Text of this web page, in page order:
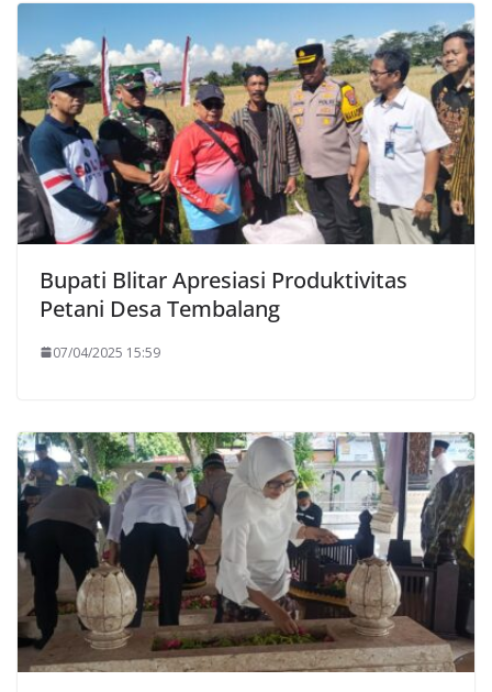
Bupati Blitar Apresiasi Produktivitas
Petani Desa Tembalang
07/04/2025 15:59